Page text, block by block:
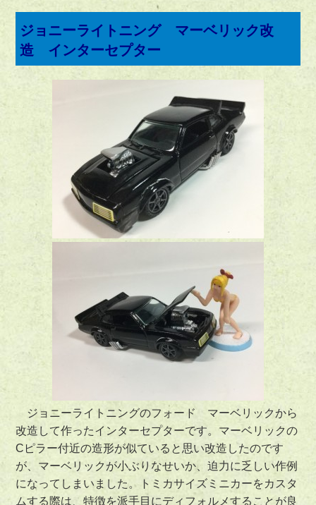
ジョニーライトニング マーベリック改
造 インターセプター
ジョニーライトニングのフォード マーベリックから
改造して作ったインターセプターです。マーベリックの
Cピラー付近の造形が似ていると思い改造したのです
が、マーベリックが小ぶりなせいか、迫力に乏しい作例
になってしまいました。トミカサイズミニカーをカスタ
ムする際は、特徴を派手目にディフォルメすることが良